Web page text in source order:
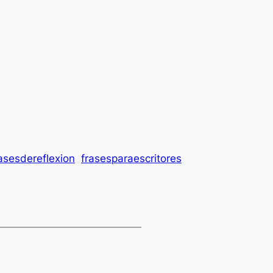
frasesparaescritores